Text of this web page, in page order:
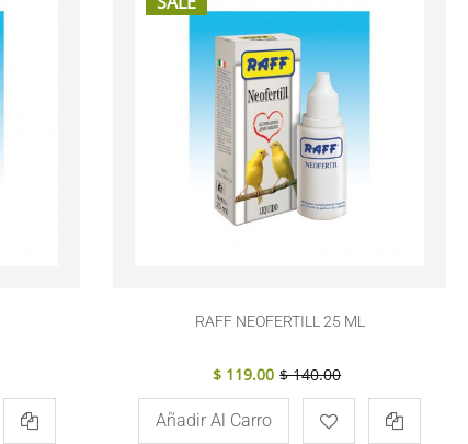
RAFF NEOFERTILL 25 ML
$ 119.00 $ 140.00
Añadir Al Carro